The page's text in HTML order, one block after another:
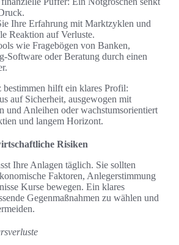
Ihre Erfahrung mit Marktzyklen und
Reaktion auf Verluste.
wie Fragebögen von Banken,
Software oder Beratung durch einen
hilft ein klares Profil:
auf Sicherheit, ausgewogen mit
und Anleihen oder wachstumsorientiert
und langem Horizont.
Risiken
Ihre Anlagen täglich. Sie sollten
Faktoren, Anlegerstimmung
Kurse bewegen. Ein klares
Gegenmaßnahmen zu wählen und